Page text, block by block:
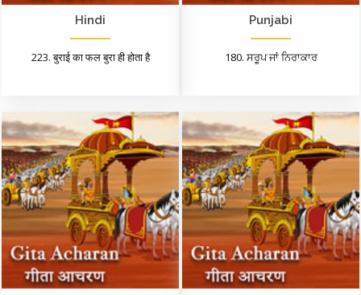
Hindi
223. बुराई का फल बुरा ही होता है
Punjabi
180. ਸਰੂਪ ਜਾਂ ਨਿਰਾਕਾਰ